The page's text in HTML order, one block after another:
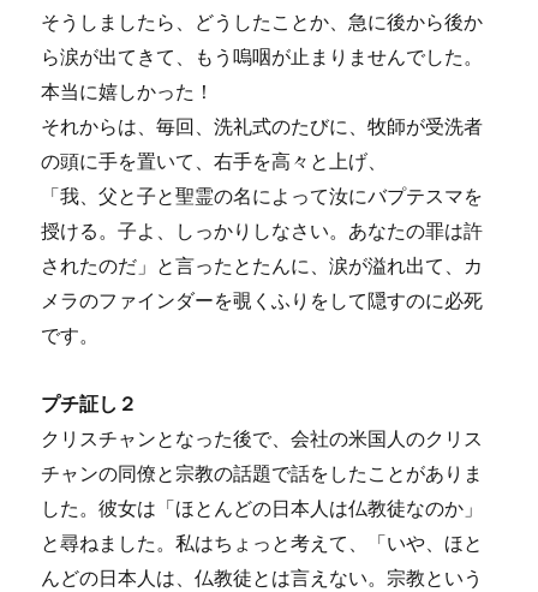
そうしましたら、どうしたことか、急に後から後か
ら涙が出てきて、もう嗚咽が止まりませんでした。
本当に嬉しかった！
それからは、毎回、洗礼式のたびに、牧師が受洗者
の頭に手を置いて、右手を高々と上げ、
「我、父と子と聖霊の名によって汝にバプテスマを
授ける。子よ、しっかりしなさい。あなたの罪は許
されたのだ」と言ったとたんに、涙が溢れ出て、カ
メラのファインダーを覗くふりをして隠すのに必死
です。
プチ証し２
クリスチャンとなった後で、会社の米国人のクリス
チャンの同僚と宗教の話題で話をしたことがありま
した。彼女は「ほとんどの日本人は仏教徒なのか」
と尋ねました。私はちょっと考えて、「いや、ほと
んどの日本人は、仏教徒とは言えない。宗教という